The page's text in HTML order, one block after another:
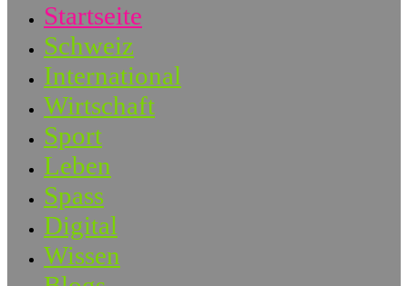
Startseite
Schweiz
International
Wirtschaft
Sport
Leben
Spass
Digital
Wissen